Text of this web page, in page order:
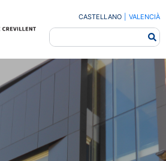
CASTELLANO VALENCIÀ